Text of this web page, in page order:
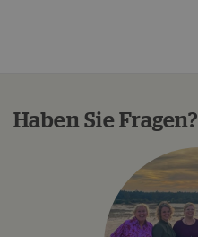
Haben Sie Fragen?